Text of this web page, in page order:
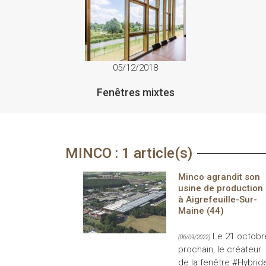
05/12/2018
Fenêtres mixtes
MINCO : 1 article(s)
Minco agrandit son
usine de production
à Aigrefeuille-Sur-
Maine (44)
(06/09/2022) Le 21
prochain, le créateur
de la fenêtre